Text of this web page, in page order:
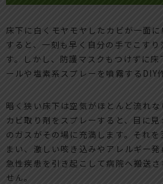
床下に白くモヤモヤしたカビが一面
すると、一刻も早く自分の手でこす
す。しかし、防護マスクもつけずに床
ールや塩素系スプレーを噴霧するDIY
暗く狭い床下は空気がほとんど流れ
カビ取り剤をスプレーすると、目に
のガスがその場に充満します。それ
まい、激しい咳き込みやアレルギー
急性疾患を引き起こして病院へ搬送
せん。